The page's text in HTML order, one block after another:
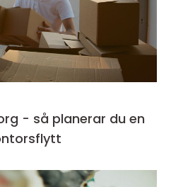
- så planerar du en